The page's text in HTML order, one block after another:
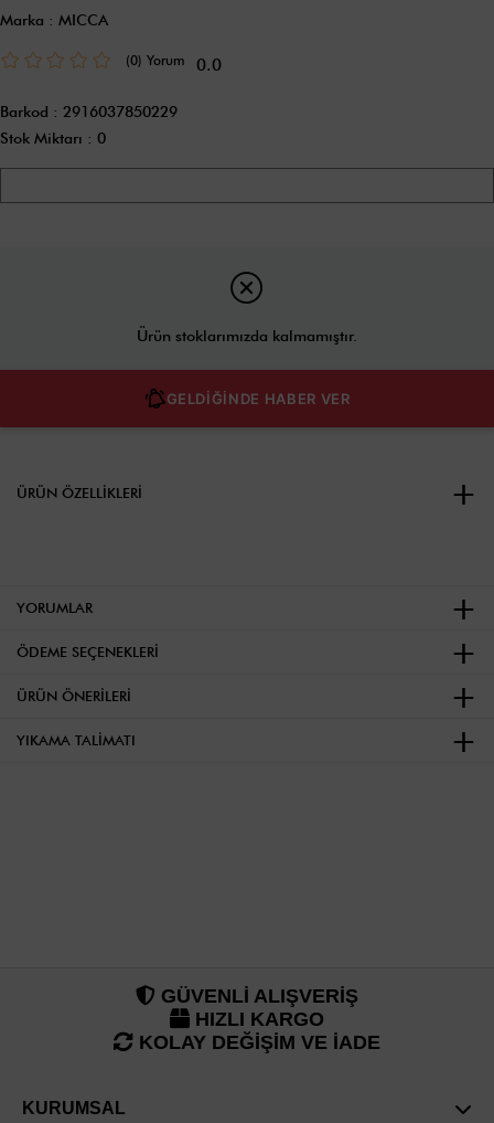
Marka : MICCA
(0) 0.0
Barkod : 2916037850229
Stok Miktarı : 0
Ürün stoklarımızda kalmamıştır.
GELDİĞİNDE HABER VER
ÜRÜN ÖZELLIKLERI
YORUMLAR
ÖDEME SEÇENEKLERI
ÜRÜN ÖNERILERI
YIKAMA TALIMATI
GÜVENLİ ALIŞVERİŞ
HIZLI KARGO
KOLAY DEĞİŞİM VE İADE
KURUMSAL